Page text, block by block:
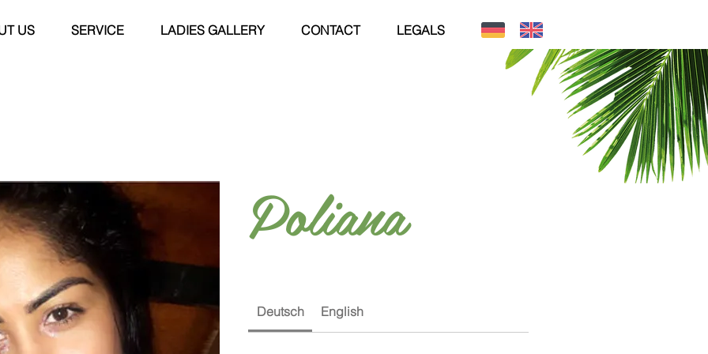
US SERVICE LADIES GALLERY CONTACT LEGALS
Poliana
Deutsch English